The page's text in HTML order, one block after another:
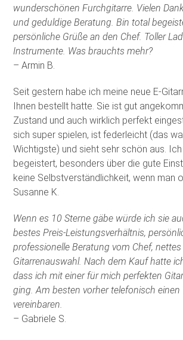
wunderschönen Furchgitarre. Vielen
und geduldige Beratung. Bin total
persönliche Grüße an den Chef. Toller
Instrumente. Was brauchts mehr?
– Armin B.
Seit gestern habe ich meine neue E-
Ihnen bestellt hatte. Sie ist gut
Zustand und auch wirklich perfekt
sich super spielen, ist federleicht (das
Wichtigste) und sieht sehr schön aus.
begeistert, besonders über die gute
keine Selbstverständlichkeit, wenn man
Susanne K.
Wenn es 10 Sterne gäbe würde ich sie
bestes Preis-Leistungsverhältnis,
professionelle Beratung vom Chef,
Gitarrenauswahl. Nach dem Kauf hatte
dass ich mit einer für mich perfekten
ging. Am besten vorher telefonisch einen
vereinbaren.
– Gabriele S.